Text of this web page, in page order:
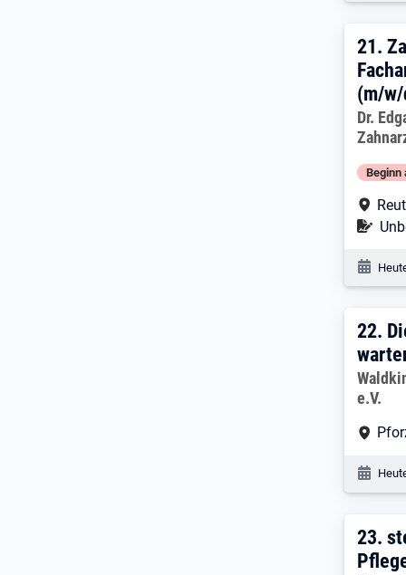
21.
21.
(m/
Dr.
Beginn
22.
22.
e.V.
23.
23.